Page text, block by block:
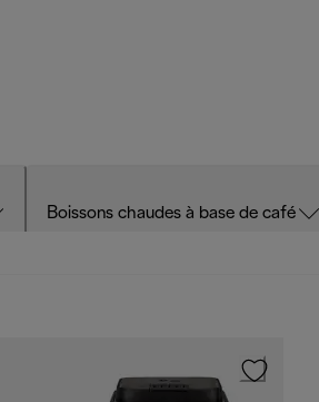
Boissons chaudes à base de café